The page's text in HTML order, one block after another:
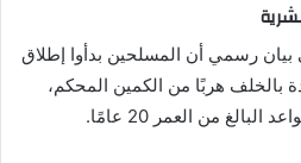
رسمي أن المسلحين بدأوا إطلاق
بالخلف هربًا من الكمين المحكم،
من العمر 20 عامًا.